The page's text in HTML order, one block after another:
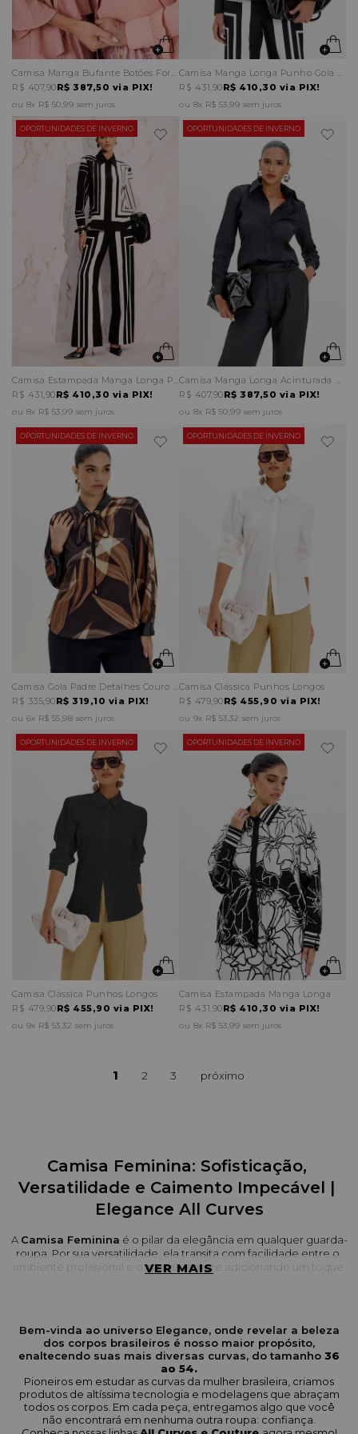
R$ 387,50 via PIX!
R$ 407,90
8x R$ 50,99 sem juros
R$ 410,30 via PIX!
R$ 431,90
8x R$ 53,99 sem juros
OPORTUNIDADES DE INVERNO
R$ 410,30 via PIX!
R$ 431,90
8x R$ 53,99 sem juros
OPORTUNIDADES DE INVERNO
R$ 387,50 via PIX!
R$ 407,90
8x R$ 50,99 sem juros
OPORTUNIDADES DE INVERNO
Camisa Gola Padre Detalhes Couro Sintético
R$ 319,10 via PIX!
R$ 335,90
6x R$ 55,98 sem juros
OPORTUNIDADES DE INVERNO
Camisa Clássica Punhos Longos
R$ 455,90 via PIX!
R$ 479,90
9x R$ 53,32 sem juros
OPORTUNIDADES DE INVERNO
Camisa Clássica Punhos Longos
R$ 455,90 via PIX!
R$ 479,90
9x R$ 53,32 sem juros
OPORTUNIDADES DE INVERNO
Camisa Estampada Manga Longa
R$ 410,30 via PIX!
R$ 431,90
8x R$ 53,99 sem juros
1 2 3
Camisa Feminina: Sofisticação,
Versatilidade e Caimento Impecável |
Elegance All Curves
A Camisa Feminina é o pilar da elegância em qualquer guarda-
roupa. Por sua versatilidade, ela transita com facilidade entre o
ambiente profissional e o casual, sempre adicionando um toque
Nossas camisas são a escolha certa para quem busca tecidos
nobres, acabamento de alfaiataria e um caimento confortável
que não aperta no busto nem repuxa na cava.
O que esperar da nossa coleção de
Camisas Femininas
VER MAIS
Bem-vinda ao universo Elegance, onde revelar a beleza
dos corpos brasileiros é nosso maior propósito,
enaltecendo suas mais diversas curvas, do tamanho 36
ao 54.
Pioneiros em estudar as curvas da mulher brasileira, criamos
produtos de altíssima tecnologia e modelagens que abraçam
todos os corpos. Em cada peça, entregamos algo que você
não encontrará em nenhuma outra roupa: confiança.